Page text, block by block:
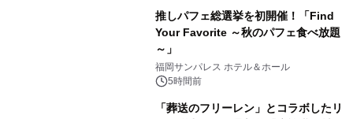
推しパフェ総選挙を初開催！「Find
Your Favorite ～秋のパフェ食べ放題
～」
福岡サンパレス ホテル＆ホール
5時間前
「葬送のフリーレン」とコラボしたリ